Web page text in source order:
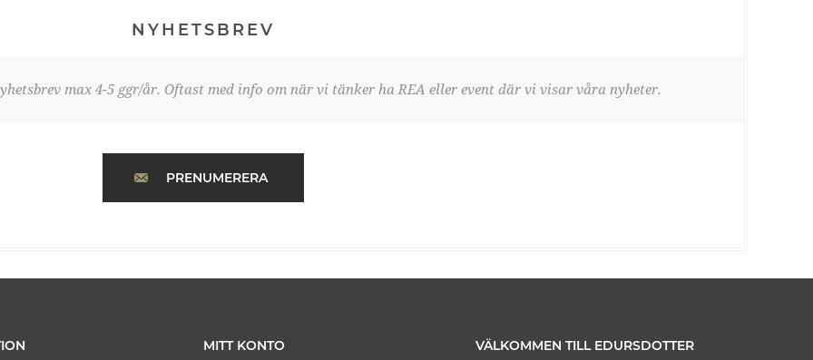
NYHETSBREV
max 4-5 ggr/år. Oftast med info om när vi tänker ha REA eller event där vi visar våra nyheter.
PRENUMERERA
MITT KONTO VÄLKOMMEN TILL EDURSDOTTER